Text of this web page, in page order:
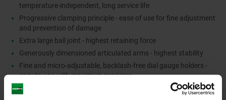
temperature-independent, long service life
Progressive clamping principle - ease of use for fine adjustment
and prevention of damage
Extra large ball joint - highest retaining force
Generously dimensioned articulated arms - highest stability
Fine and micro-adjustable, backlash-free dial gauge holders -
easy to use with maximum precision